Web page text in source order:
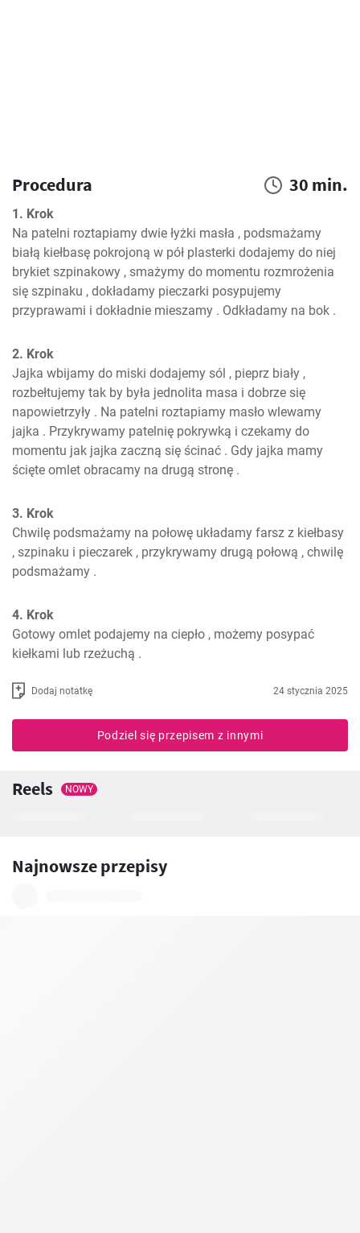
Procedura 30 min.
1. Krok
Na patelni roztapiamy dwie łyżki masła , podsmażamy
białą kiełbasę pokrojoną w pół plasterki dodajemy do niej
brykiet szpinakowy , smażymy do momentu rozmrożenia
się szpinaku , dokładamy pieczarki posypujemy
przyprawami i dokładnie mieszamy . Odkładamy na bok .
2. Krok
Jajka wbijamy do miski dodajemy sól , pieprz biały ,
rozbełtujemy tak by była jednolita masa i dobrze się
napowietrzyły . Na patelni roztapiamy masło wlewamy
jajka . Przykrywamy patelnię pokrywką i czekamy do
momentu jak jajka zaczną się ścinać . Gdy jajka mamy
ścięte omlet obracamy na drugą stronę .
3. Krok
Chwilę podsmażamy na połowę układamy farsz z kiełbasy
, szpinaku i pieczarek , przykrywamy drugą połową , chwilę
podsmażamy .
4. Krok
Gotowy omlet podajemy na ciepło , możemy posypać
kiełkami lub rzeżuchą .
Dodaj notatkę 24 stycznia 2025
Podziel się przepisem z innymi
Reels NOWY
Najnowsze przepisy